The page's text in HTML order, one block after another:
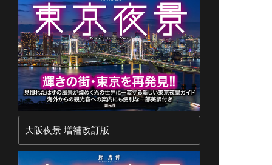
大阪夜景 増補改訂版